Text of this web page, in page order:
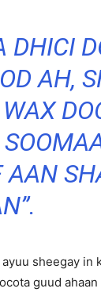
DHICI
AH,
AAN
sheegay in
guud